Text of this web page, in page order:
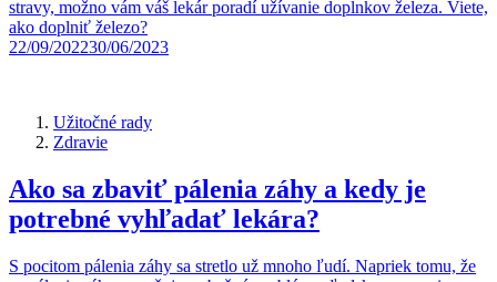
stravy, možno vám váš lekár poradí užívanie doplnkov železa. Viete,
ako doplniť železo?
22/09/202230/06/2023
Užitočné rady
Zdravie
Ako sa zbaviť pálenia záhy a kedy je
potrebné vyhľadať lekára?
S pocitom pálenia záhy sa stretlo už mnoho ľudí. Napriek tomu, že